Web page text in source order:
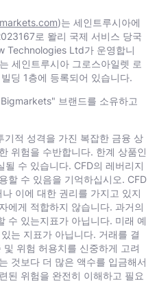
)는 세인트루시아에
로 뫌리 국제 서비스 당국
Technologies Ltd가 운영합니
세인트루시아 그로스아일렛 로
딩 1층에 등록되어 있습니다.
브랜드를 소유하고
기적 성격을 가진 복잡한 금융 상
위험을 수반합니다. 한계 상품인
될 수 있습니다. CFD의 레버리지
할 수 있음을 기억하십시오. CFD
이에 대한 권리를 가지고 있지
에게 적합하지 않습니다. 과거의
수 있는지표가 아닙니다. 미래 예
는 지표가 아닙니다. 거래를 결
위험 허용치를 신중하게 고려
것보다 더 많은 액수를 입금해서
된 위험을 완전히 이해하고 필요